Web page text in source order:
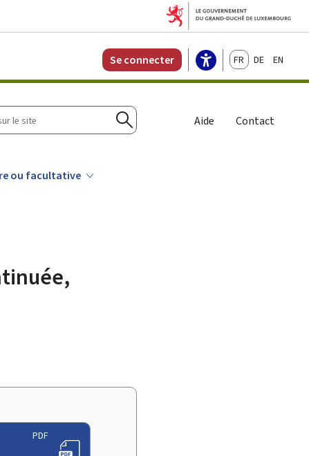
Se connecter FrançaisDeutschEnglish
Rechercher
Aide Contact
ou facultative
PDF